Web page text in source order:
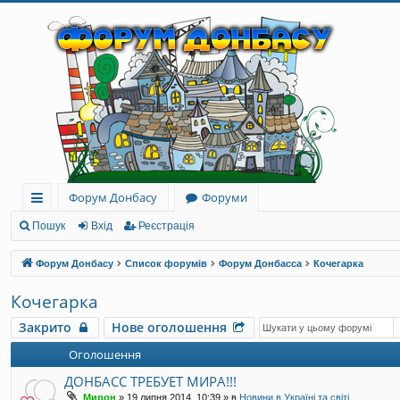
ви
дк
и
й
до
ст
уп
Форум Донбасу
Форуми
Пошук Вхід Реєстрація
Форум Донбасу Список форумів Форум Донбасса Кочегарка
Кочегарка
Закрито Нове оголошення
Оголошення
ДОНБАСС ТРЕБУЕТ МИРА!!!
Мирон » 19 липня 2014, 10:39 » в Новини в Україні та світі